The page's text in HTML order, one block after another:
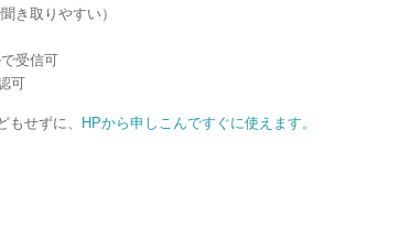
き取りやすい）
受信可
可
せずに、 HPから申しこんですぐに使えます。